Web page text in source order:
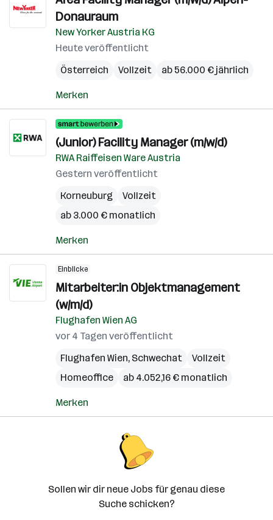
Donauraum
New Yorker Austria KG
Heute veröffentlicht
Österreich
Vollzeit ab 56.000 € jährlich
Merken
(Junior) Facility Manager (m/w/d)
RWA Raiffeisen Ware Austria
Gestern veröffentlicht
Korneuburg
Vollzeit
ab 3.000 € monatlich
Merken
Einblicke
Mitarbeiter:in Objektmanagement
(w/m/d)
Flughafen Wien AG
vor 4 Tagen veröffentlicht
Flughafen Wien, Schwechat
Vollzeit
Homeoffice
ab 4.052,16 € monatlich
Merken
Sollen wir dir neue Jobs für genau diese
Suche schicken?